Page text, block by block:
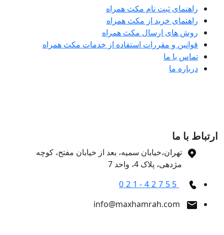
راهنمای ثبت نام مکث همراه
راهنمای خرید از مکث همراه
روش های ارسال مکث همراه
قوانین و مقررات استفاده از خدمات مکث همراه
تماس با ما
درباره ما
با ما
تهران،خیابان سمیه، بعد از خیابان مفتح، کوچه
مژدهی، پلاک 4، واحد 7
021-42755
info@maxhamrah.com